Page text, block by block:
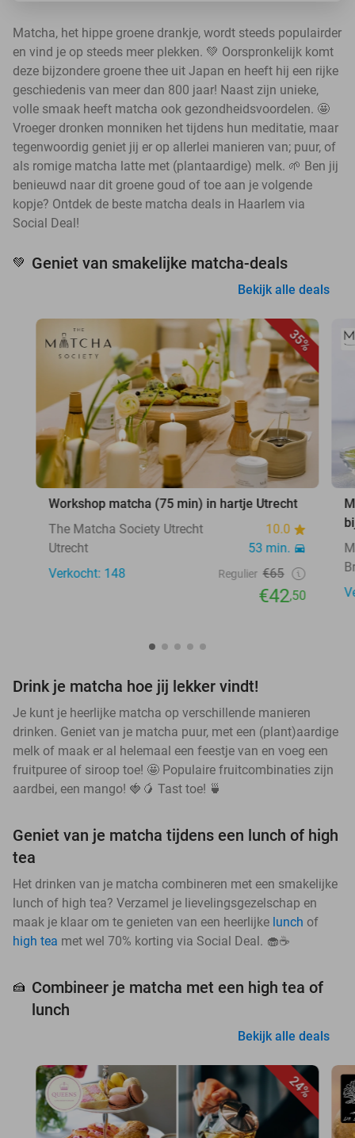
Matcha, het hippe groene drankje, wordt steeds populairder
en vind je op steeds meer plekken. 💚 Oorspronkelijk komt
deze bijzondere groene thee uit Japan en heeft hij een rijke
geschiedenis van meer dan 800 jaar! Naast zijn unieke,
volle smaak heeft matcha ook gezondheidsvoordelen. 🤩
Vroeger dronken monniken het tijdens hun meditatie, maar
tegenwoordig geniet jij er op allerlei manieren van; puur, of
als romige matcha latte met (plantaardige) melk. 🌱 Ben jij
benieuwd naar dit groene goud of toe aan je volgende
kopje? Ontdek de beste matcha deals in Haarlem via
Social Deal!
💚 Geniet van smakelijke matcha-deals
Bekijk alle deals
35%
Workshop matcha (75 min) in hartje Utrecht
The Matcha Society Utrecht
10.0
Utrecht
53 min.
Verkocht: 148
Regulier €65
€42,50
Drink je matcha hoe jij lekker vindt!
Je kunt je heerlijke matcha op verschillende manieren
drinken. Geniet van je matcha puur, met een (plant)aardige
melk of maak er al helemaal een feestje van en voeg een
fruitpuree of siroop toe! 🤩 Populaire fruitcombinaties zijn
aardbei, een mango! 🍓🥭 Tast toe! 🍵
Geniet van je matcha tijdens een lunch of high
tea
Het drinken van je matcha combineren met een smakelijke
lunch of high tea? Verzamel je lievelingsgezelschap en
maak je klaar om te genieten van een heerlijke lunch of
high tea met wel 70% korting via Social Deal. 🧁☕
🍰 Combineer je matcha met een high tea of
lunch
Bekijk alle deals
24%